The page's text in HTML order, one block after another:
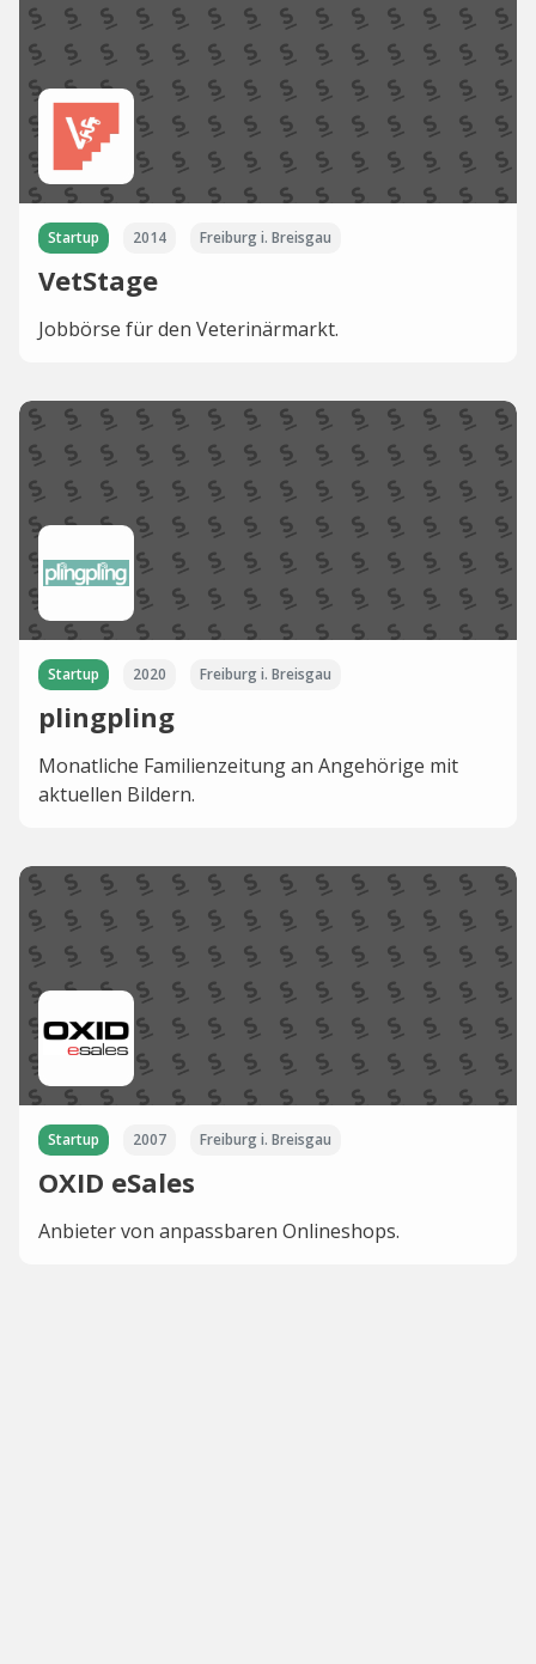
Startup 2014 Freiburg i. Breisgau
VetStage
Jobbörse für den Veterinärmarkt.
Startup 2020 Freiburg i. Breisgau
plingpling
Monatliche Familienzeitung an Angehörige mit
aktuellen Bildern.
Startup 2007 Freiburg i. Breisgau
OXID eSales
Anbieter von anpassbaren Onlineshops.